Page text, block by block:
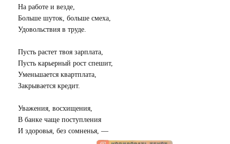
На работе и везде,
Больше шуток, больше смеха,
Удовольствия в труде.
Пусть растет твоя зарплата,
Пусть карьерный рост спешит,
Уменьшается квартплата,
Закрывается кредит.
Уважения, восхищения,
В банке чаще поступления
И здоровья, без сомненья, —